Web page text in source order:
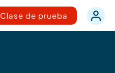
Clase de prueba